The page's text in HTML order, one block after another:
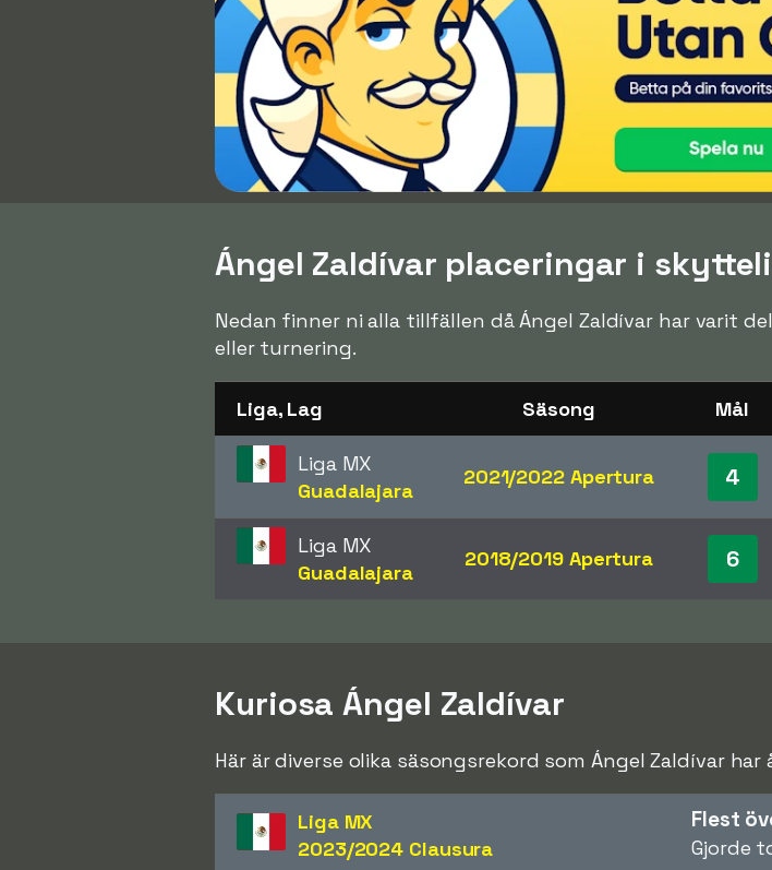
Ángel Zaldívar placeringar i
Nedan finner ni alla tillfällen då Ángel Zaldívar har varit
eller turnering.
Liga, Lag Säsong Mål
Liga MX
Guadalajara
2021/2022 Apertura 4
Liga MX
Guadalajara
2018/2019 Apertura 6
Kuriosa Ángel Zaldívar
Här är diverse olika säsongsrekord som Ángel Zaldívar
Liga MX
2023/2024 Clausura
Flest
Gjorde